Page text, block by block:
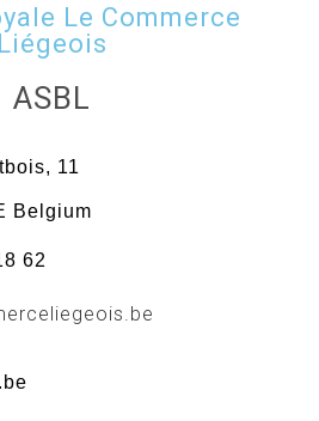
Le Commerce
Liégeois
ASBL
11
Belgium
62